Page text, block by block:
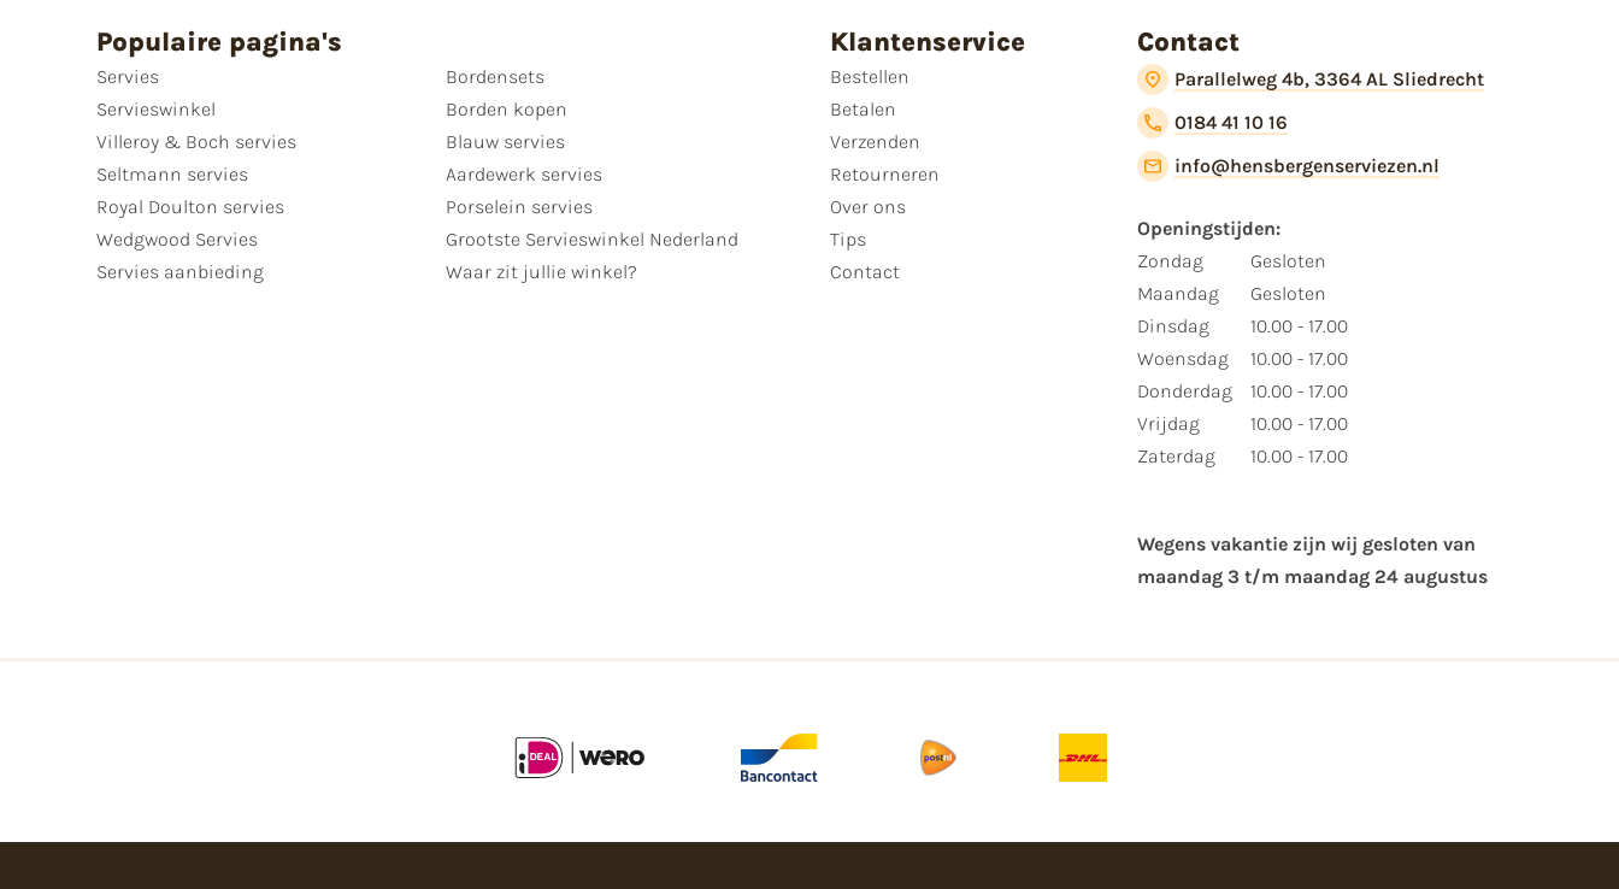
Populaire pagina's
Servies
Servieswinkel
Villeroy & Boch servies
Seltmann servies
Royal Doulton servies
Wedgwood Servies
Servies aanbieding
Bordensets
Borden kopen
Blauw servies
Aardewerk servies
Porselein servies
Grootste Servieswinkel Nederland
Waar zit jullie winkel?
Klantenservice
Bestellen
Betalen
Verzenden
Retourneren
Over ons
Tips
Contact
Contact
Parallelweg 4b, 3364 AL Sliedrecht
0184 41 10 16
info@hensbergenserviezen.nl
Openingstijden:
Zondag
Maandag
Dinsdag
Woensdag
Donderdag
Vrijdag
Zaterdag
Gesloten
Gesloten
10.00 - 17.00
10.00 - 17.00
10.00 - 17.00
10.00 - 17.00
10.00 - 17.00
Wegens vakantie zijn wij gesloten van ​
maandag 3 t/m maandag 24 augustus